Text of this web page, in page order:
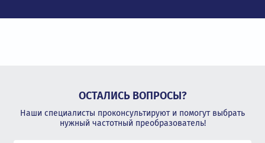
ОСТАЛИСЬ ВОПРОСЫ?
Наши специалисты проконсультируют и помогут выбрать
нужный частотный преобразователь!